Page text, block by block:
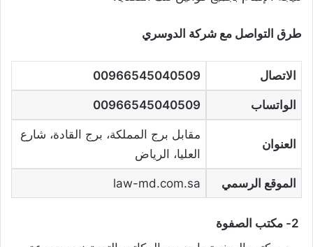
طرق التواصل مع شركة الدوسري
الاتصال 00966545040509
الواتساب 00966545040509
العنوان
مقابل برج المملكة، برج القادة، شارع
العليا، الرياض
الموقع الرسمي law-md.com.sa
2- مكتب الصفوة